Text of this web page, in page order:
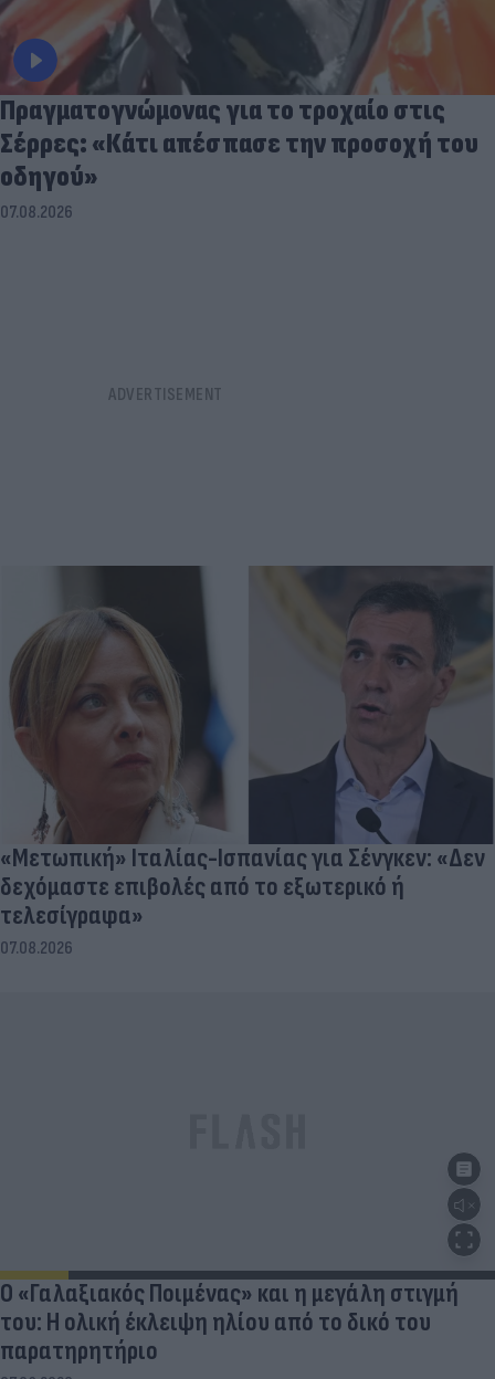
Πραγματογνώμονας για το τροχαίο στις
Σέρρες: «Κάτι απέσπασε την προσοχή του
οδηγού»
07.08.2026
«Μετωπική» Ιταλίας-Ισπανίας για Σένγκεν: «Δεν
δεχόμαστε επιβολές από το εξωτερικό ή
τελεσίγραφα»
07.08.2026
Ο «Γαλαξιακός Ποιμένας» και η μεγάλη στιγμή
του: Η ολική έκλειψη ηλίου από το δικό του
παρατηρητήριο